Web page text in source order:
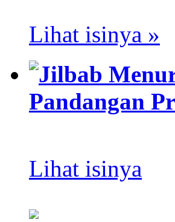
Lihat isinya »
Jilbab
Pandangan
Lihat isinya